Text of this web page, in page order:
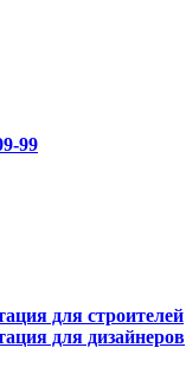
99
для строителей
для дизайнеров